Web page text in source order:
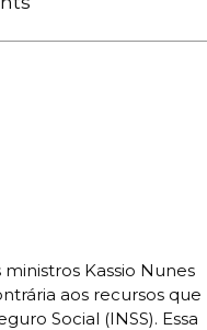
Kassio Nunes
aos recursos que
Social (INSS). Essa